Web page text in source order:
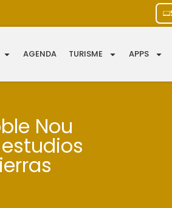
AGENDA TURISME APPS
Nou